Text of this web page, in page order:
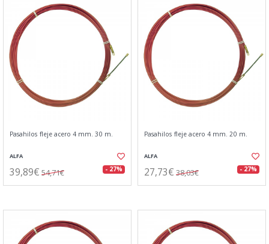
Pasahilos fleje acero 4 mm. 30 m.
ALFA
39,89€ 54,71€ - 27%
Pasahilos fleje acero 4 mm. 20 m.
ALFA
27,73€ 38,03€ - 27%